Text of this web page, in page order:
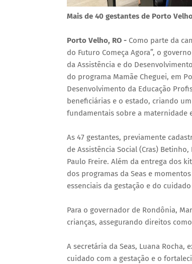
Mais de 40 gestantes de Porto
Porto Velho, RO - Como parte da
do Futuro Começa Agora”, o
da Assistência e do
do programa Mamãe Cheguei, em
Desenvolvimento da Educação
beneficiárias e o estado, criando
fundamentais sobre a maternidade
As 47 gestantes, previamente
de Assistência Social (Cras)
Paulo Freire. Além da entrega dos
dos programas da Seas e
essenciais da gestação e do
Para o governador de Rondônia,
crianças, assegurando direitos
A secretária da Seas, Luana
cuidado com a gestação e o